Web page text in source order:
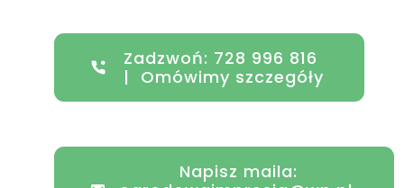
Zadzwoń: 728 996 816
| Omówimy szczegóły
Napisz maila: